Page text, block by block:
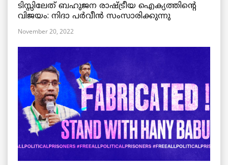
ടിസ്സിലേത് ബഹുജന രാഷ്ട്രീയ ഐക്യത്തിന്റെ
വിജയം: നിദാ പർവീൻ സംസാരിക്കുന്നു
November 20, 2022